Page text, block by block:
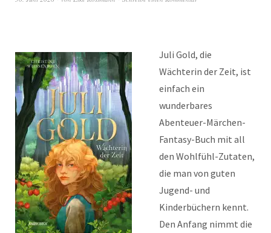
Juli Gold, die
Wächterin der Zeit, ist
einfach ein
wunderbares
Abenteuer-Märchen-
Fantasy-Buch mit all
den Wohlfühl-Zutaten,
die man von guten
Jugend- und
Kinderbüchern kennt.
Den Anfang nimmt die